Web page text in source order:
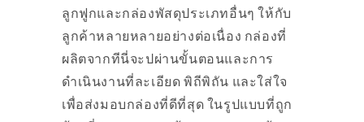
ลูกฟูกและกล่องพัสดุประเภทอื่นๆ ให้กับ
ลูกค้าหลายหลายอย่างต่อเนื่อง กล่องที่
ผลิตจากทีนี่จะปผ่านขั้นตอนและการ
ดำเนินงานที่ละเอียด พิถีพิถัน และใส่ใจ
เพื่อส่งมอบกล่องที่ดีที่สุด ในรูปแบบที่ถูก